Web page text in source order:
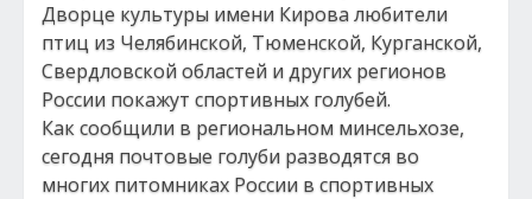
Дворце культуры имени Кирова любители
птиц из Челябинской, Тюменской, Курганской,
Свердловской областей и других регионов
России покажут спортивных голубей.
Как сообщили в региональном минсельхозе,
сегодня почтовые голуби разводятся во
многих питомниках России в спортивных